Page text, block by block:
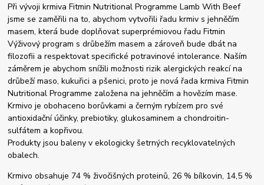
Při vývoji krmiva Fitmin Nutritional Programme Lamb With Beef
jsme se zaměřili na to, abychom vytvořili řadu krmiv s jehněčím
masem, která bude doplňovat superprémiovou řadu Fitmin
Výživový program s drůbežím masem a zároveň bude dbát na
filozofii a respektovat specifické potravinové intolerance. Naším
záměrem je abychom snížili možnosti rizik alergických reakcí na
drůbeží maso, kukuřici a pšenici, proto je nová řada krmiva Fitmin
Nutritional Programme založena na jehněčím a hovězím mase.
Krmivo je obohaceno borůvkami a černým rybízem pro své
antioxidační účinky, prebiotiky, glukosaminem a chondroitin-
sulfátem a kopřivou.
Produkty jsou baleny v ekologicky šetrných recyklovatelných
obalech.
Krmivo obsahuje 74 % živočišných proteinů, 26 % bílkovin, 14,5 %